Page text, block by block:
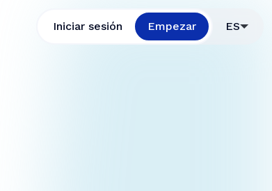
Iniciar sesión Empezar ES